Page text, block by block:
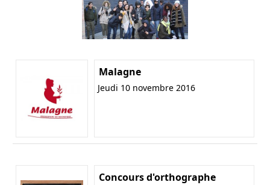
Malagne
Jeudi 10 novembre 2016
Concours d'orthographe